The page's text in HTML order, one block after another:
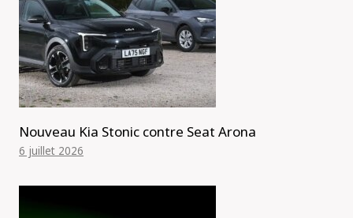
Nouveau Kia Stonic contre Seat Arona
6 juillet 2026